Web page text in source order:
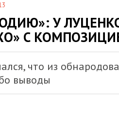
У
С
что из
выводы